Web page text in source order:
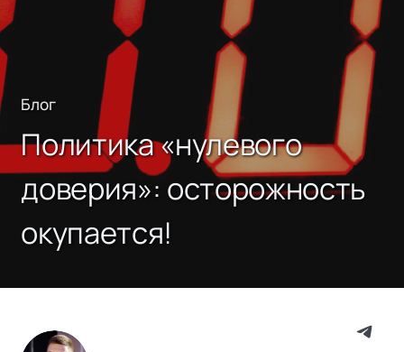
Блог
Политика «нулевого
доверия»: осторожность
окупается!